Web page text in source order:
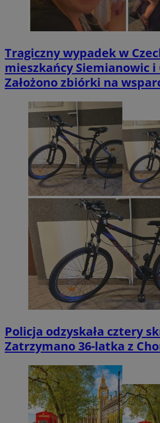
Tragiczny wypadek w
mieszkańcy Siemianowic i
Założono zbiórki na
Policja odzyskała cztery
Zatrzymano 36-latka z